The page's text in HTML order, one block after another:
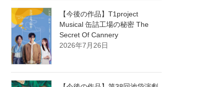
【今後の作品】T1project
Musical 缶詰工場の秘密 The
Secret Of Cannery
2026年7月26日